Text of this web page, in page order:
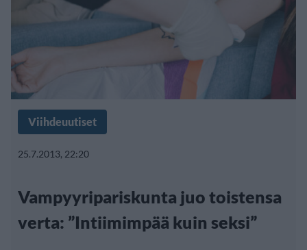
Viihdeuutiset
25.7.2013, 22:20
Vampyyripariskunta juo toistensa
verta: ”Intiimimpää kuin seksi”